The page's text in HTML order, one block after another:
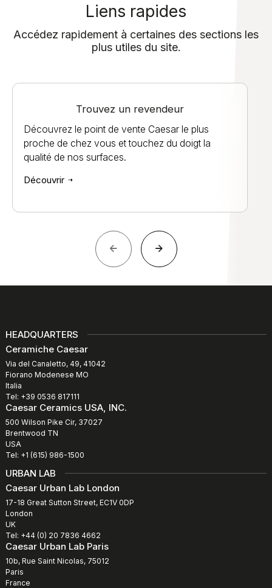
Liens rapides
Accédez rapidement à certaines des sections les
plus utiles du site.
Trouvez un revendeur
Découvrez le point de vente Caesar le plus
proche de chez vous et touchez du doigt la
qualité de nos surfaces.
Découvrir
HEADQUARTERS
Ceramiche Caesar
Via del Canaletto, 49, 41042
Fiorano Modenese MO
Italia
Tel: +39 0536 817111
Caesar Ceramics USA, INC.
500 Wilson Pike Cir, 37027
Brentwood TN
USA
Tel: +1 (615) 986-1500
URBAN LAB
Caesar Urban Lab London
17-18 Great Sutton Street, EC1V 0DP
London
UK
Tel: +44 (0) 20 7836 4662
Caesar Urban Lab Paris
10b, Rue Saint Nicolas, 75012
Paris
France